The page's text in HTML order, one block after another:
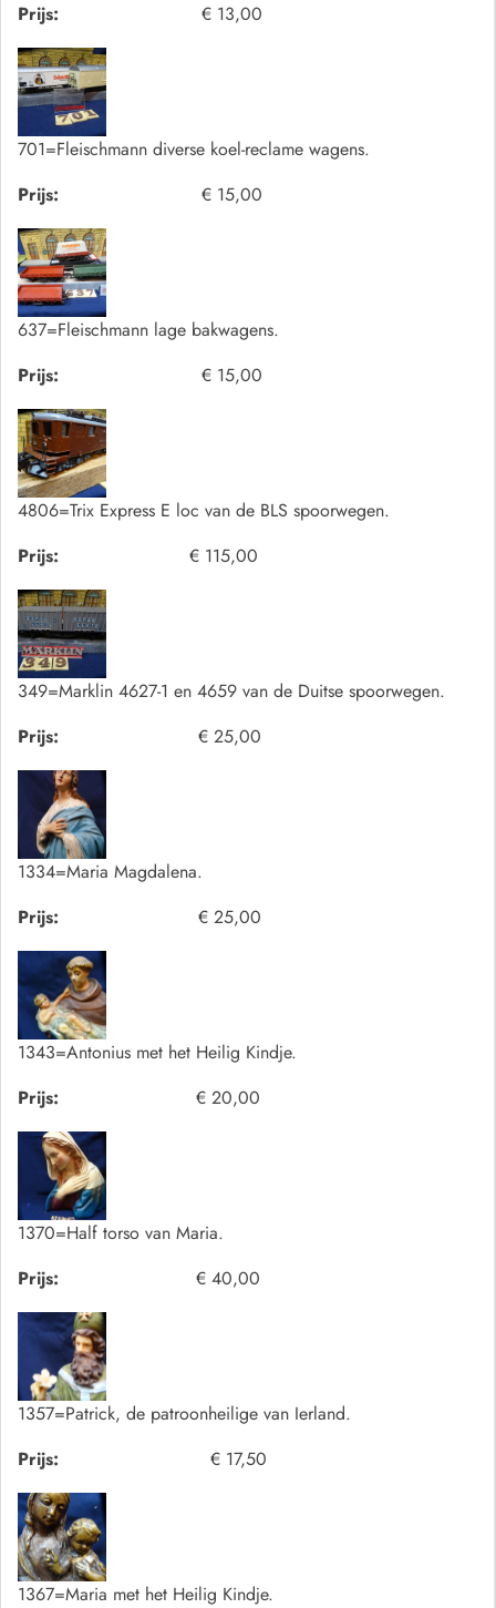
Prijs:
€ 13,00
701=Fleischmann diverse koel-reclame wagens.
Prijs:
€ 15,00
637=Fleischmann lage bakwagens.
Prijs:
€ 15,00
4806=Trix Express E loc van de BLS spoorwegen.
Prijs:
€ 115,00
349=Marklin 4627-1 en 4659 van de Duitse spoorwegen.
Prijs:
€ 25,00
1334=Maria Magdalena.
Prijs:
€ 25,00
1343=Antonius met het Heilig Kindje.
Prijs:
€ 20,00
1370=Half torso van Maria.
Prijs:
€ 40,00
1357=Patrick, de patroonheilige van Ierland.
Prijs:
€ 17,50
1367=Maria met het Heilig Kindje.